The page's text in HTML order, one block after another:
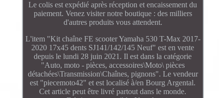
Le colis est expédié après réception et encaissement du
paiement. Venez visiter notre boutique : des milliers
d'autres produits vous attendent.
L'item "Kit chaîne FE scooter Yamaha 530 T-Max 2017-
2020 17x45 dents SJ141/142/145 Neuf" est en vente
depuis le lundi 28 juin 2021. Il est dans la catégorie
"Auto, moto - pièces, accessoires\Moto\ pièces
détachées\Transmission\Chaînes, pignons". Le vendeur
est "piecemoto42" et est localisé à/en Bourg Argental.
Cet article peut être livré partout dans le monde.